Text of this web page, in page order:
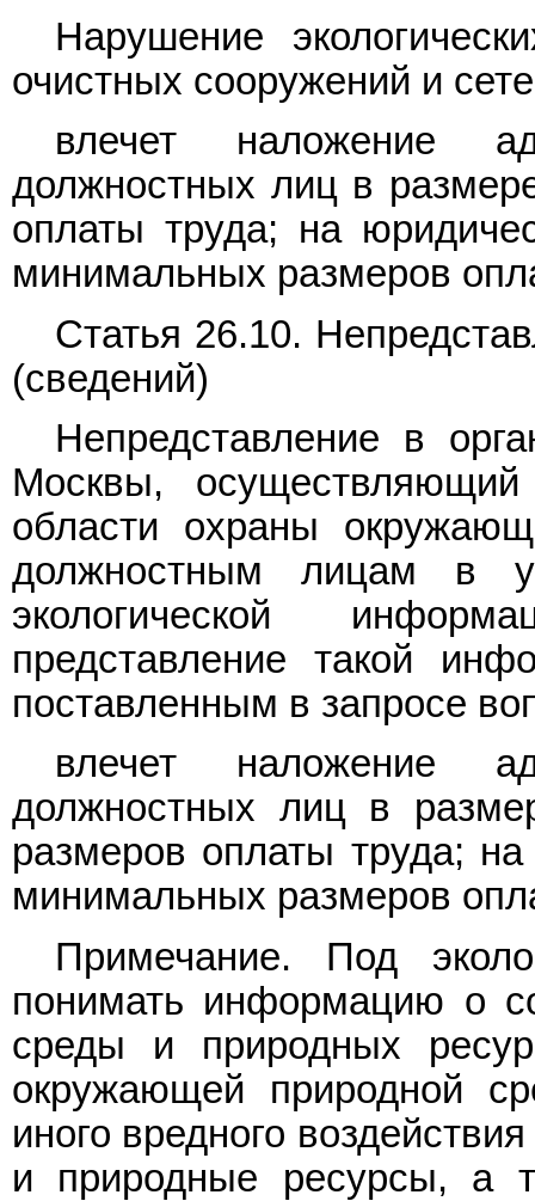
Нарушение
очистных сооружений и
влечет наложение
должностных лиц в
оплаты труда; на
минимальных размеров
Статья 26.10.
(сведений)
Непредставление в
Москвы, осуществляющий
области охраны
должностным лицам в
экологической
представление такой
поставленным в запросе
влечет наложение
должностных лиц в
размеров оплаты труда;
минимальных размеров
Примечание. Под
понимать информацию о
среды и природных
окружающей природной
иного вредного
и природные ресурсы, а